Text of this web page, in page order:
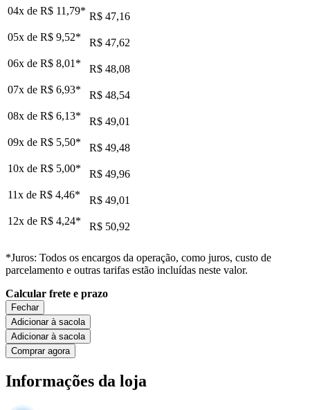
04x de R$ 11,79* R$ 47,16
05x de R$ 9,52*
R$ 47,62
06x de R$ 8,01 *
R$ 48,08
07x de R$ 6,93*
R$ 48,54
08x de R$ 6,13*
R$ 49,01
09x de R$ 5,50*
R$ 49,48
10x de R$ 5,00*
R$ 49,96
11x de R$ 4,46*
R$ 49,01
12x de R$ 4,24* R$ 50,92
*Juros: Todos os encargos da operação, como juros, custo de
parcelamento e outras tarifas estão incluídas neste valor.
Calcular frete e prazo
Fechar
Adicionar à sacola
Adicionar à sacola
Comprar agora
Informações da loja